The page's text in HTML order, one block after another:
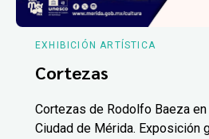
EXHIBICIÓN ARTÍSTICA
Cortezas
Cortezas de Rodolfo Baeza
Ciudad de Mérida. Exposición